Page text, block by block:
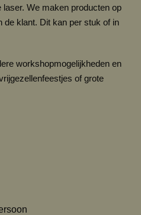
We maken producten op
de klant. Dit kan per stuk of in
workshopmogelijkheden en
of grote